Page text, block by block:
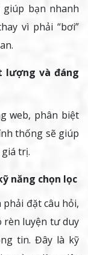
bạn nhanh
vì phải “bơi”
lượng và đáng
web, phân biệt
thống sẽ giúp
trị.
năng chọn lọc
đặt câu hỏi,
rèn luyện tư duy
tin. Đây là kỹ